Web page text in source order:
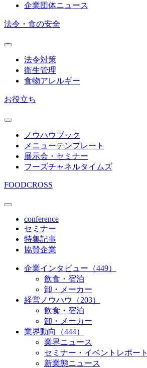
企業団体ニュース
法令・食の安全
法令対策
衛生管理
食物アレルギー
お役立ち
ノウハウブック
メニューテンプレート
展示会・セミナー
フーズチャネルタイムズ
FOODCROSS
conference
セミナー
特集記事
協賛企業
企業インタビュー（449）
飲食・宿泊
卸・メーカー
経営ノウハウ（203）
飲食・宿泊
卸・メーカー
業界動向（444）
業界ニュース
セミナー・イベントレポート
新業態ニュース